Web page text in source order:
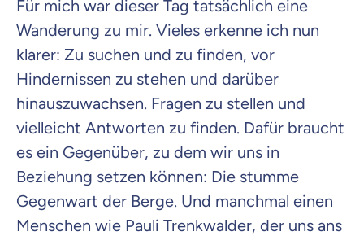
Für mich war dieser Tag tatsächlich eine
Wanderung zu mir. Vieles erkenne ich nun
klarer: Zu suchen und zu finden, vor
Hindernissen zu stehen und darüber
hinauszuwachsen. Fragen zu stellen und
vielleicht Antworten zu finden. Dafür braucht
es ein Gegenüber, zu dem wir uns in
Beziehung setzen können: Die stumme
Gegenwart der Berge. Und manchmal einen
Menschen wie Pauli Trenkwalder, der uns ans